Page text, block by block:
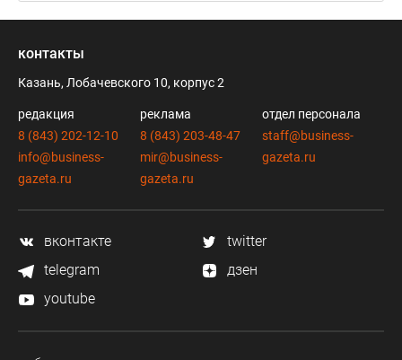
контакты
Казань, Лобачевского 10, корпус 2
редакция
8 (843) 202-12-10
info@business-
gazeta.ru
реклама
8 (843) 203-48-47
mir@business-
gazeta.ru
отдел персонала
staff@business-
gazeta.ru
вконтакте
twitter
telegram
дзен
youtube